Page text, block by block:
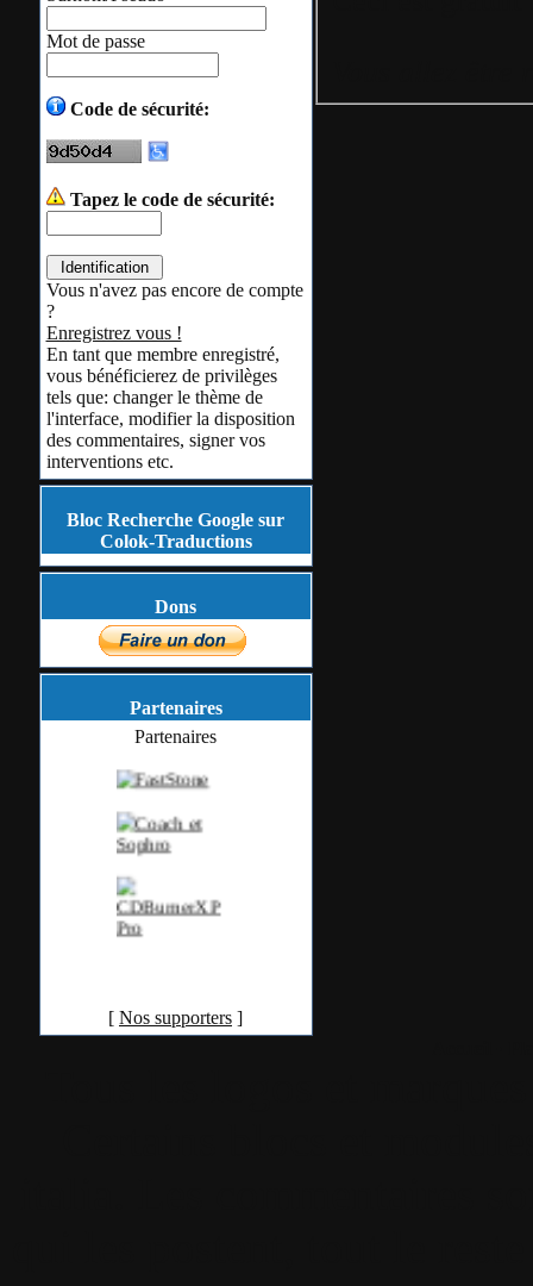
Mot de passe
Code de sécurité:
Tapez le code de sécurité:
Vous n'avez pas encore de compte
?
Enregistrez vous !
En tant que membre enregistré,
vous bénéficierez de privilèges
tels que: changer le thème de
l'interface, modifier la disposition
des commentaires, signer vos
interventions etc.
Bloc Recherche Google sur
Colok-Traductions
Dons
Partenaires
Partenaires
[ Nos supporters ]